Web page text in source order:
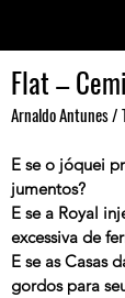
Flat –
Arnaldo Antunes /
E se o jóquei
jumentos?
E se a Royal
excessiva de
E se as Casas
gordos para